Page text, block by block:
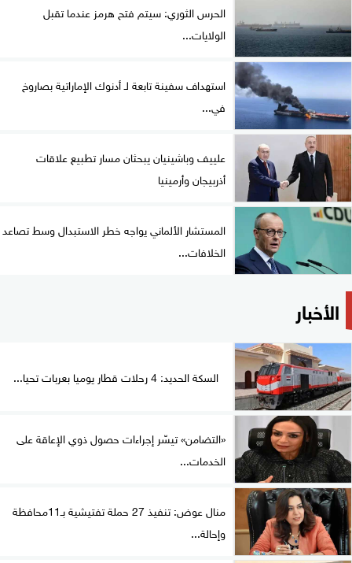
الحرس الثوري: سيتم فتح هرمز عندما تقبل
الولايات...
استهداف سفينة تابعة لـ أدنوك الإماراتية بصاروخ
في...
علييف وباشينيان يبحثان مسار تطبيع علاقات
أذربيجان وأرمينيا
المستشار الألماني يواجه خطر الاستبدال وسط تصاعد
الخلافات...
الأخبار
السكة الحديد: 4 رحلات قطار يوميا بعربات تحيا...
«التضامن» تيسّر إجراءات حصول ذوي الإعاقة على
الخدمات...
منال عوض: تنفيذ 27 حملة تفتيشية بـ11محافظة
وإحالة...